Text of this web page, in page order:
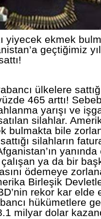
yiyecek ekmek
geçtiğimiz
ülkelere
465 arttı!
yarışı ve
silahlar.
bulmakta bile
silahların
yanında
ya da bir
ödemeye
Birleşik
rekor kar elde
hükümetlere
milyar dolar